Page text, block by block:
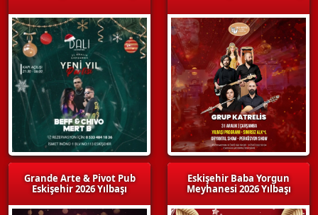
Grande Arte & Pivot Pub
Eskişehir 2026 Yılbaşı
Eskişehir Baba Yorgun
Meyhanesi 2026 Yılbaşı